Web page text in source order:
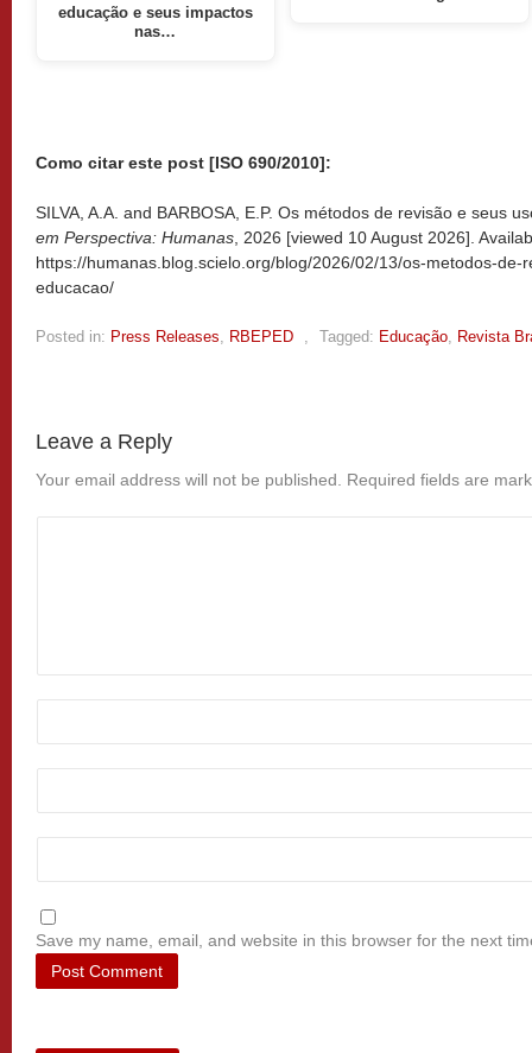
educação e seus impactos
nas…
Como citar este post [ISO 690/2010]:
SILVA, A.A. and BARBOSA, E.P. Os métodos de revisão e seus
em Perspectiva: Humanas , 2026 [viewed 10 August 2026].
https://humanas.blog.scielo.org/blog/2026/02/13/os-metodos-de-
educacao/
Posted in: Press Releases RBEPED Tagged: Educação Revista
Leave a Reply
Your email address will not be published. Required fields are
Save my name, email, and website in this browser for the next